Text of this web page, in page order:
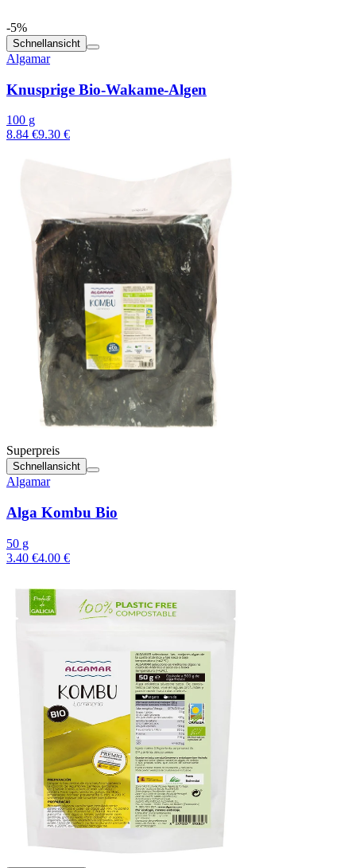
-5%
Schnellansicht
Algamar
Knusprige Bio-Wakame-Algen
100 g
8.84 €9.30 €
Superpreis
Schnellansicht
Algamar
Alga Kombu Bio
50 g
3.40 €4.00 €